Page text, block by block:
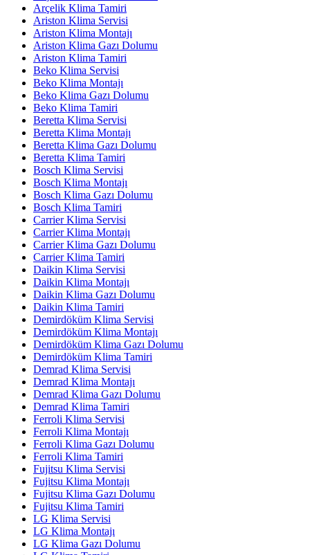
Arçelik Klima Tamiri
Ariston Klima Servisi
Ariston Klima Montajı
Ariston Klima Gazı Dolumu
Ariston Klima Tamiri
Beko Klima Servisi
Beko Klima Montajı
Beko Klima Gazı Dolumu
Beko Klima Tamiri
Beretta Klima Servisi
Beretta Klima Montajı
Beretta Klima Gazı Dolumu
Beretta Klima Tamiri
Bosch Klima Servisi
Bosch Klima Montajı
Bosch Klima Gazı Dolumu
Bosch Klima Tamiri
Carrier Klima Servisi
Carrier Klima Montajı
Carrier Klima Gazı Dolumu
Carrier Klima Tamiri
Daikin Klima Servisi
Daikin Klima Montajı
Daikin Klima Gazı Dolumu
Daikin Klima Tamiri
Demirdöküm Klima Servisi
Demirdöküm Klima Montajı
Demirdöküm Klima Gazı Dolumu
Demirdöküm Klima Tamiri
Demrad Klima Servisi
Demrad Klima Montajı
Demrad Klima Gazı Dolumu
Demrad Klima Tamiri
Ferroli Klima Servisi
Ferroli Klima Montajı
Ferroli Klima Gazı Dolumu
Ferroli Klima Tamiri
Fujitsu Klima Servisi
Fujitsu Klima Montajı
Fujitsu Klima Gazı Dolumu
Fujitsu Klima Tamiri
LG Klima Servisi
LG Klima Montajı
LG Klima Gazı Dolumu